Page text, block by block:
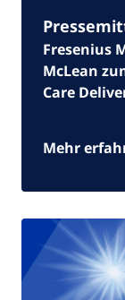
Fresenius
McLean
Care
Mehr